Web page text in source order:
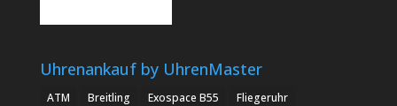
Uhrenankauf by UhrenMaster
ATM Breitling Exospace B55 Fliegeruhr